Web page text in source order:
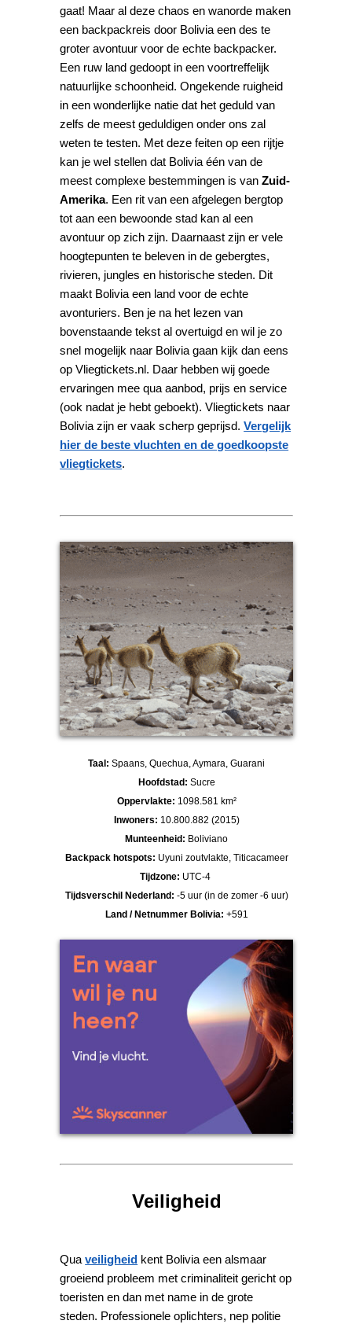
gaat! Maar al deze chaos en wanorde maken
een backpackreis door Bolivia een des te
groter avontuur voor de echte backpacker.
Een ruw land gedoopt in een voortreffelijk
natuurlijke schoonheid. Ongekende ruigheid
in een wonderlijke natie dat het geduld van
zelfs de meest geduldigen onder ons zal
weten te testen. Met deze feiten op een rijtje
kan je wel stellen dat Bolivia één van de
meest complexe bestemmingen is vanZuid-
Amerika. Een rit van een afgelegen bergtop
tot aan een bewoonde stad kan al een
avontuur op zich zijn. Daarnaast zijn er vele
hoogtepunten te beleven in de gebergtes,
rivieren, jungles en historische steden. Dit
maakt Bolivia een land voor de echte
avonturiers. Ben je na het lezen van
bovenstaande tekst al overtuigd en wil je zo
snel mogelijk naar Bolivia gaan kijk dan eens
op Vliegtickets.nl. Daar hebben wij goede
ervaringen mee qua aanbod, prijs en service
(ook nadat je hebt geboekt). Vliegtickets naar
Bolivia zijn er vaak scherp geprijsd.Vergelijk
hier de beste vluchten en de goedkoopste
vliegtickets.
Taal: Spaans, Quechua, Aymara, Guarani
Hoofdstad: Sucre
Oppervlakte: 1098.581 km²
Inwoners: 10.800.882 (2015)
Munteenheid: Boliviano
Backpack hotspots: Uyuni zoutvlakte, Titicacameer
Tijdzone: UTC-4
Tijdsverschil Nederland: -5 uur (in de zomer -6 uur)
Land / Netnummer Bolivia: +591
Veiligheid
Quaveiligheid kent Bolivia een alsmaar
groeiend probleem met criminaliteit gericht op
toeristen en dan met name in de grote
steden. Professionele oplichters, nep politie